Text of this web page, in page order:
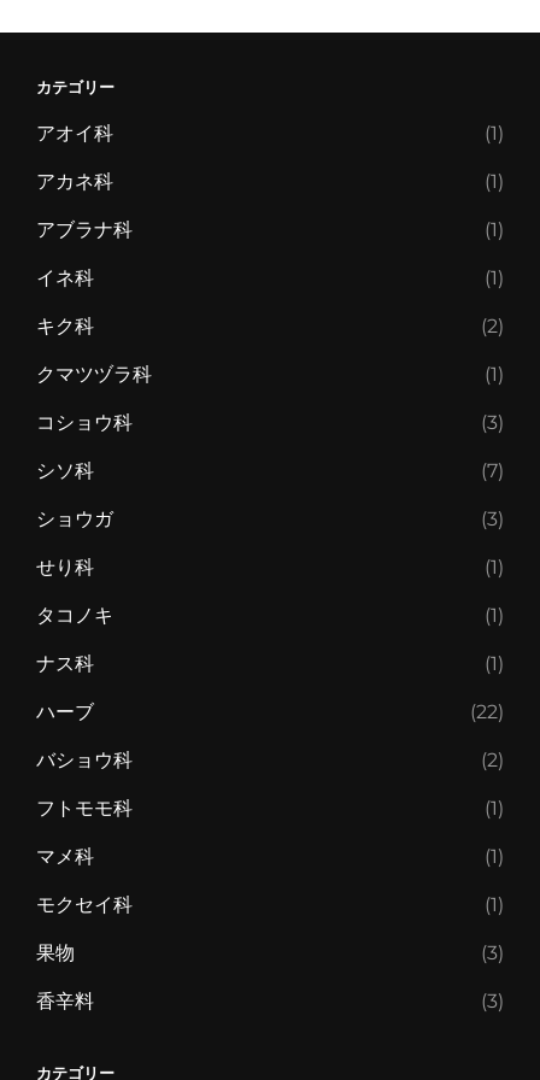
カテゴリー
アオイ科 (1)
アカネ科 (1)
アブラナ科 (1)
イネ科 (1)
キク科 (2)
クマツヅラ科 (1)
コショウ科 (3)
シソ科 (7)
ショウガ (3)
せり科 (1)
タコノキ (1)
ナス科 (1)
ハーブ (22)
バショウ科 (2)
フトモモ科 (1)
マメ科 (1)
モクセイ科 (1)
果物 (3)
香辛料 (3)
カテゴリー